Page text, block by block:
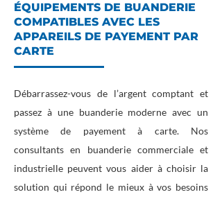
ÉQUIPEMENTS DE BUANDERIE
COMPATIBLES AVEC LES
APPAREILS DE PAYEMENT PAR
CARTE
Débarrassez-vous de l’argent comptant et
passez à une buanderie moderne avec un
système de payement à carte. Nos
consultants en buanderie commerciale et
industrielle peuvent vous aider à choisir la
solution qui répond le mieux à vos besoins